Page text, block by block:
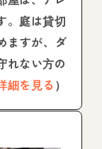
。庭は貸切
ますが、ダ
れない方の
細を見る ）